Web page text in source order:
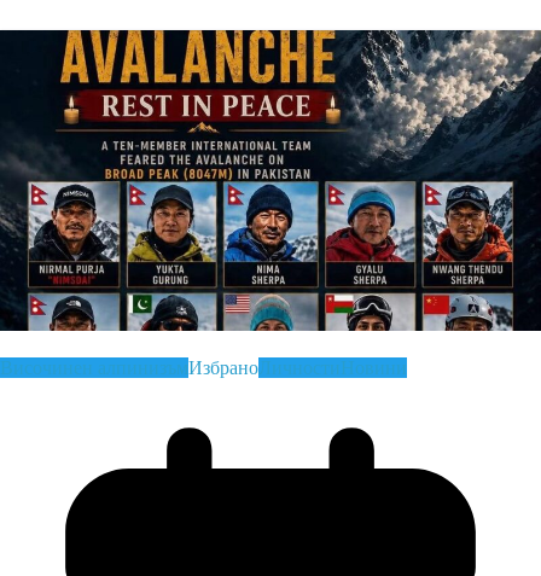
Височинен алпинизъмИзбраноЛичности Новини